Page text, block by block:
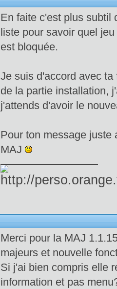
En faite c'est plus subtil
liste pour savoir quel
est bloquée.
Je suis d'accord avec
de la partie installation,
j'attends d'avoir le
Pour ton message juste
MAJ
Merci pour la MAJ
majeurs et nouvelle
Si j'ai bien compris elle
information et pas